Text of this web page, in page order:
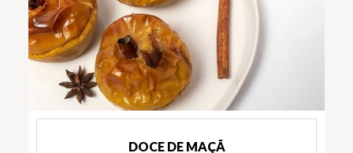
DOCE DE MAÇÃ